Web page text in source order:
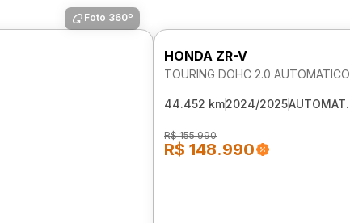
Foto 360º
HONDA ZR-V
TOURING DOHC 2.0 AUTOMATICO
44.452 km2024/2025AUTOMAT.
R$ 155.990
R$ 148.990